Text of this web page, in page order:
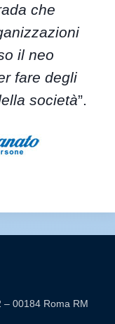
che
il neo
fare degli
società”.
– 00184 Roma RM